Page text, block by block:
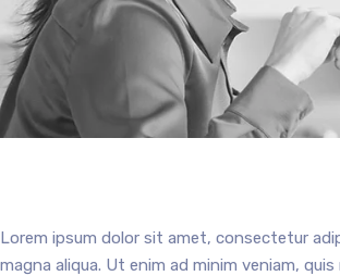
Lorem ipsum dolor sit amet, consectetur
magna aliqua. Ut enim ad minim veniam,